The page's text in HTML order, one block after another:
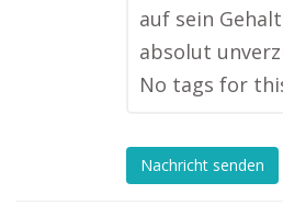
auf sein
absolut
No tags for
Nachricht senden